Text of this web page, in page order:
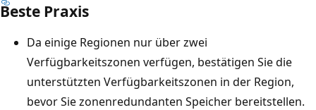
Beste Praxis
Da einige Regionen nur über zwei
Verfügbarkeitszonen verfügen, bestätigen Sie die
unterstützten Verfügbarkeitszonen in der Region,
bevor Sie zonenredundanten Speicher bereitstellen.